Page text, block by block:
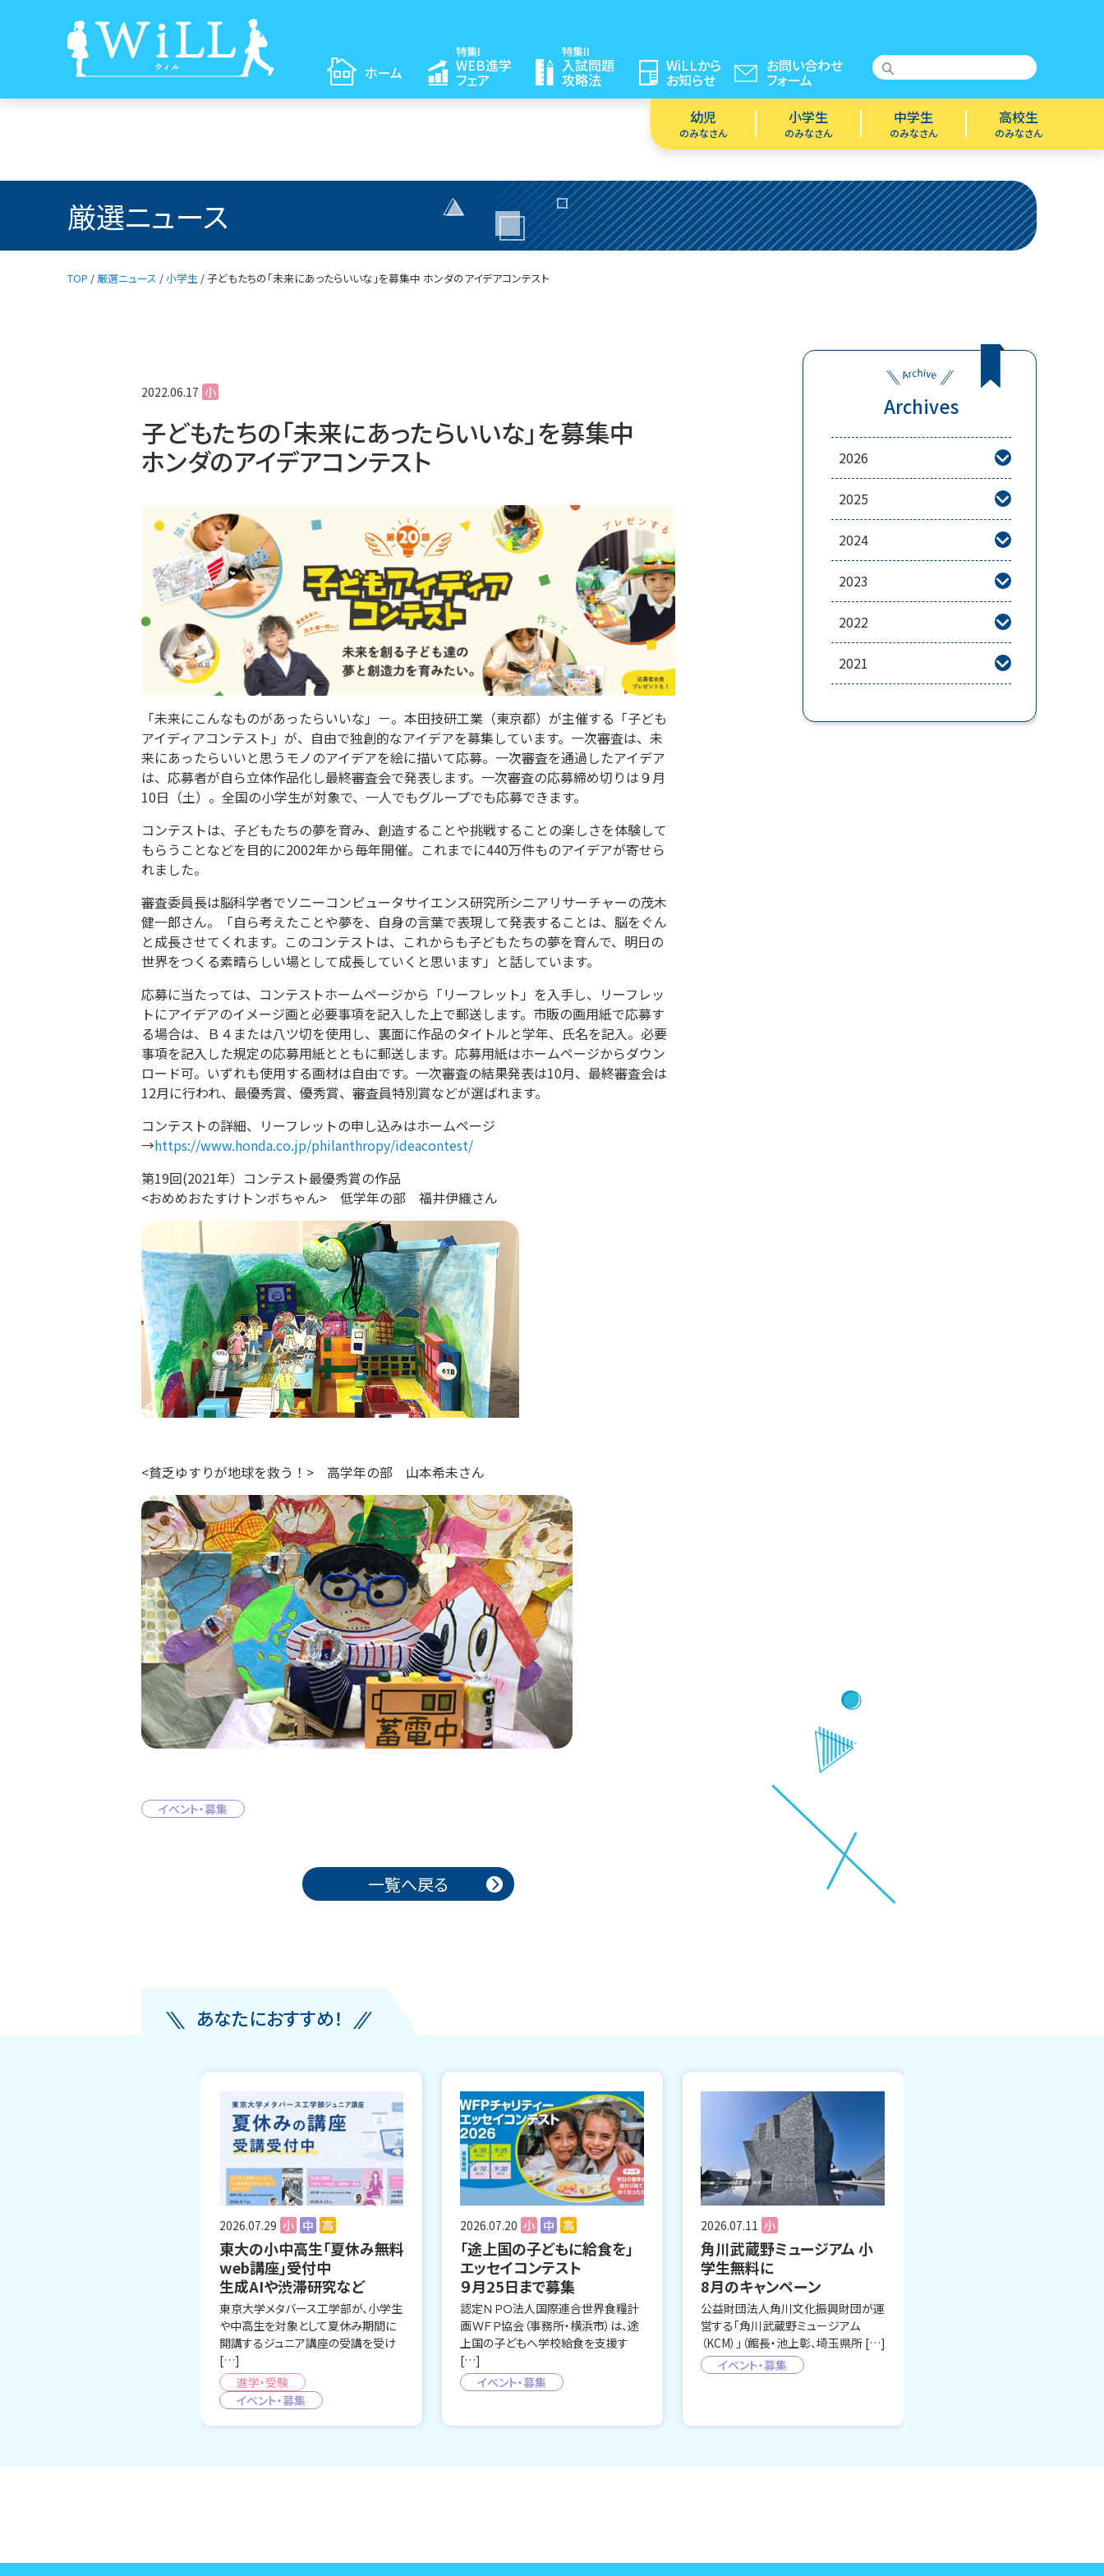
ホーム
幼児
のみなさん
小学生
のみなさん
中学生
のみなさん
高校生
のみなさん
特集I
WEB進学
フェア
特集II
入試問題
攻略法
WiLLから
お知らせ
お問い合わせ
フォーム
厳選ニュース
TOP / 厳選ニュース /小学生 /子どもたちの「未来にあったらいいな」を募集中 ホンダのアイデアコンテスト
Archives
2026 
2025 
2024 
2023 
2022 
2021 
2022.06.17 小
子どもたちの「未来にあったらいいな」を募集中
ホンダのアイデアコンテスト
「未来にこんなものがあったらいいな」－。本田技研工業（東京都）が主催する「子ども
アイディアコンテスト」が、自由で独創的なアイデアを募集しています。一次審査は、未
来にあったらいいと思うモノのアイデアを絵に描いて応募。一次審査を通過したアイデア
は、応募者が自ら立体作品化し最終審査会で発表します。一次審査の応募締め切りは９月
10日（土）。全国の小学生が対象で、一人でもグループでも応募できます。
コンテストは、子どもたちの夢を育み、創造することや挑戦することの楽しさを体験して
もらうことなどを目的に2002年から毎年開催。これまでに440万件ものアイデアが寄せら
れました。
審査委員長は脳科学者でソニーコンピュータサイエンス研究所シニアリサーチャーの茂木
健一郎さん。「自ら考えたことや夢を、自身の言葉で表現して発表することは、脳をぐん
と成長させてくれます。このコンテストは、これからも子どもたちの夢を育んで、明日の
世界をつくる素晴らしい場として成長していくと思います」と話しています。
応募に当たっては、コンテストホームページから「リーフレット」を入手し、リーフレッ
トにアイデアのイメージ画と必要事項を記入した上で郵送します。市販の画用紙で応募す
る場合は、Ｂ４または八ツ切を使用し、裏面に作品のタイトルと学年、氏名を記入。必要
事項を記入した規定の応募用紙とともに郵送します。応募用紙はホームページからダウン
ロード可。いずれも使用する画材は自由です。一次審査の結果発表は10月、最終審査会は
12月に行われ、最優秀賞、優秀賞、審査員特別賞などが選ばれます。
コンテストの詳細、リーフレットの申し込みはホームページ
→https://www.honda.co.jp/philanthropy/ideacontest/
第19回(2021年）コンテスト最優秀賞の作品
<おめめおたすけトンボちゃん> 低学年の部 福井伊織さん
<貧乏ゆすりが地球を救う！> 高学年の部 山本希未さん
イベント・募集
一覧へ戻る
あなたにおすすめ！
2026.07.29 小 中 高
東大の小中高生「夏休み無料
web講座」受付中
生成AIや渋滞研究など
東京大学メタバース工学部が、小学生
や中高生を対象として夏休み期間に
開講するジュニア講座の受講を受け
[…]
進学・受験
イベント・募集
2026.07.20 小 中 高
「途上国の子どもに給食を」
エッセイコンテスト
９月25日まで募集
認定ＮＰＯ法人国際連合世界食糧計
画ＷＦＰ協会（事務所・横浜市）は、途
上国の子どもへ学校給食を支援す
[…]
イベント・募集
2026.07.11 小
角川武蔵野ミュージアム 小
学生無料に
8月のキャンペーン
公益財団法人角川文化振興財団が運
営する「角川武蔵野ミュージアム
（KCM）」（館長・池上彰、埼玉県所 […]
イベント・募集